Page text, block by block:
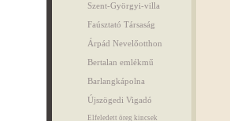
Szent-Györgyi-villa
Faúsztató Társaság
Árpád Nevelőotthon
Bertalan emlékmű
Barlangkápolna
Újszögedi Vigadó
Elfeledett öreg kincsek